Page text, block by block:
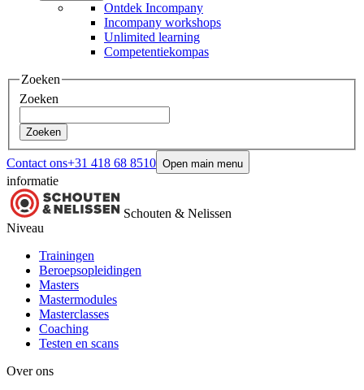
Ontdek Incompany
Incompany workshops
Unlimited learning
Competentiekompas
Zoeken
Zoeken
Zoeken
Contact ons+31 418 68 8510 Open main menu
informatie
Schouten & Nelissen
Niveau
Trainingen
Beroepsopleidingen
Masters
Mastermodules
Masterclasses
Coaching
Testen en scans
Over ons